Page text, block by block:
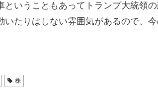
ということもあってトランプ大統領
いたりはしない雰囲気があるので、
株